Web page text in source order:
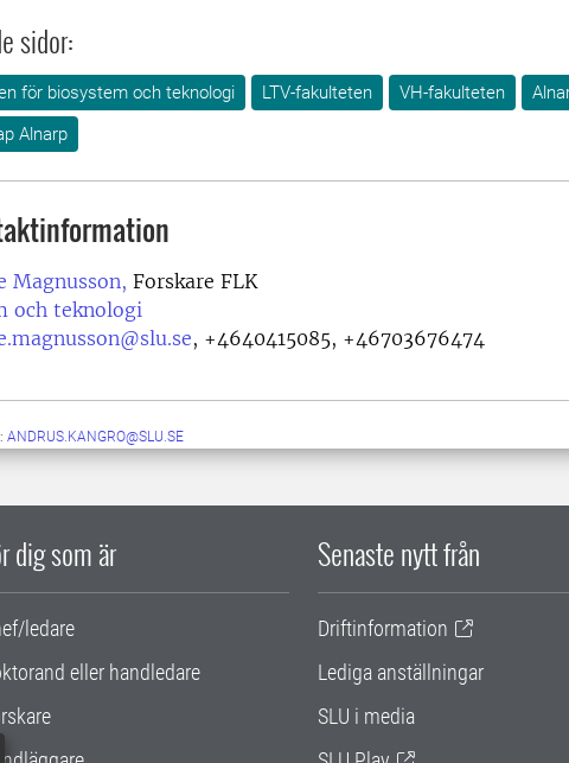
sidor:
för biosystem och teknologi LTV-fakulteten VH-fakulteten
Alnarp
Magnusson, Forskare FLK
och teknologi
, +4640415085, +46703676474
ANDRUS.KANGRO@SLU.SE
dig som är
ledare
eller handledare
Senaste nytt från
Driftinformation
Lediga anställningar
SLU i media